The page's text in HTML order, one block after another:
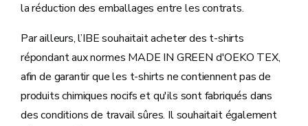
la réduction des emballages entre les contrats.
Par ailleurs, l’IBE souhaitait acheter des t-shirts
répondant aux normes MADE IN GREEN d'OEKO TEX,
afin de garantir que les t-shirts ne contiennent pas de
produits chimiques nocifs et qu'ils sont fabriqués dans
des conditions de travail sûres. Il souhaitait également